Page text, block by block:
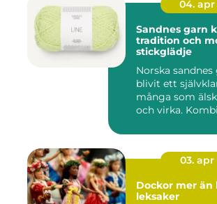
04. apr
Sandnes garn kvalitet,
tradition och
stickglädje
Norska sandnes
blivit ett
många som
och virka.
03. apr
Dockor mer än bara
leksaker